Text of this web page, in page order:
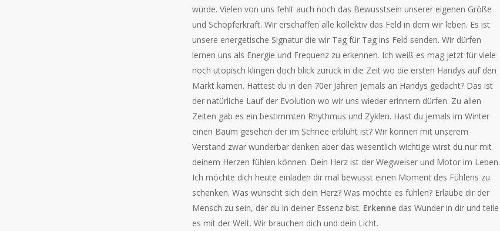
würde. Vielen von uns fehlt auch noch das Bewusstsein unserer eigenen Größe
und Schöpferkraft. Wir erschaffen alle kollektiv das Feld in dem wir leben. Es ist
unsere energetische Signatur die wir Tag für Tag ins Feld senden. Wir dürfen
lernen uns als Energie und Frequenz zu erkennen. Ich weiß es mag jetzt für viele
noch utopisch klingen doch blick zurück in die Zeit wo die ersten Handys auf den
Markt kamen. Hättest du in den 70er Jahren jemals an Handys gedacht? Das ist
der natürliche Lauf der Evolution wo wir uns wieder erinnern dürfen. Zu allen
Zeiten gab es ein bestimmten Rhythmus und Zyklen. Hast du jemals im Winter
einen Baum gesehen der im Schnee erblüht ist? Wir können mit unserem
Verstand zwar wunderbar denken aber das wesentlich wichtige wirst du nur mit
deinem Herzen fühlen können. Dein Herz ist der Wegweiser und Motor im Leben.
Ich möchte dich heute einladen dir mal bewusst einen Moment des Fühlens zu
schenken. Was wünscht sich dein Herz? Was möchte es fühlen? Erlaube dir der
Mensch zu sein, der du in deiner Essenz bist. Erkenne das Wunder in dir und teile
es mit der Welt. Wir brauchen dich und dein Licht.